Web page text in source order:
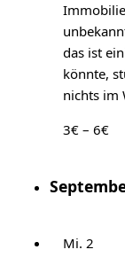
das ist
könnte,
nichts im
3€ – 6€
Mi.2